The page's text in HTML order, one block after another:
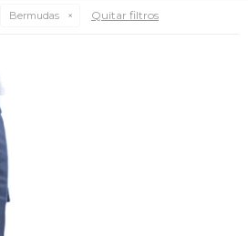
Bermudas Quitar filtros